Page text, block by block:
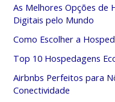
As Melhores Opções de
Digitais pelo Mundo
Como Escolher a
Top 10 Hospedagens
Airbnbs Perfeitos para
Conectividade